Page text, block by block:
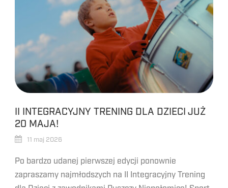
II INTEGRACYJNY TRENING DLA DZIECI JUŻ
20 MAJA!
11 maj 2026
Po bardzo udanej pierwszej edycji ponownie
zapraszamy najmłodszych na II Integracyjny Trening